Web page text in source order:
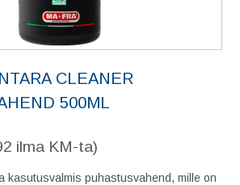
CLEANER
500ML
ilma KM-ta)
kasutusvalmis puhastusvahend, mille on